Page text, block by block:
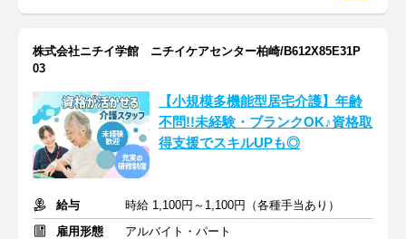
株式会社ニチイ学館 ニチイケアセンター柏崎/B612X85E31P
03
【小規模多機能型居宅介護】年齢
不問!!未経験・ブランクOK♪資格取
得支援でスキルUPも◎
給与
時給 1,100円～1,100円（各種手当あり）
雇用形態
アルバイト・パート